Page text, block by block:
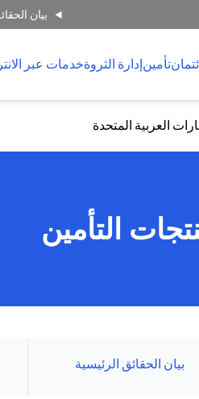
بيان
تأمينإدارة الثروةخدمات عبر
العربية المتحدة
التأمين
بيان الحقائق الرئيسية